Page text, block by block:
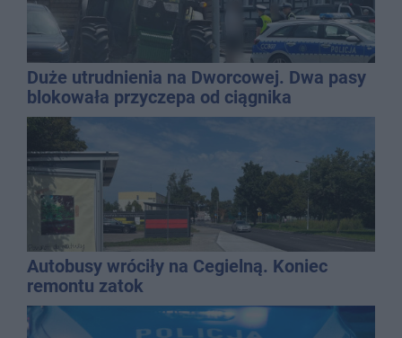
Duże utrudnienia na Dworcowej. Dwa pasy
blokowała przyczepa od ciągnika
Autobusy wróciły na Cegielną. Koniec
remontu zatok